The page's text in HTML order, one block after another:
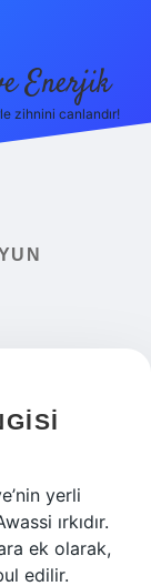
Enerjik
zihnini canlandır!
yerli
ırkıdır.
ek olarak,
edilir.